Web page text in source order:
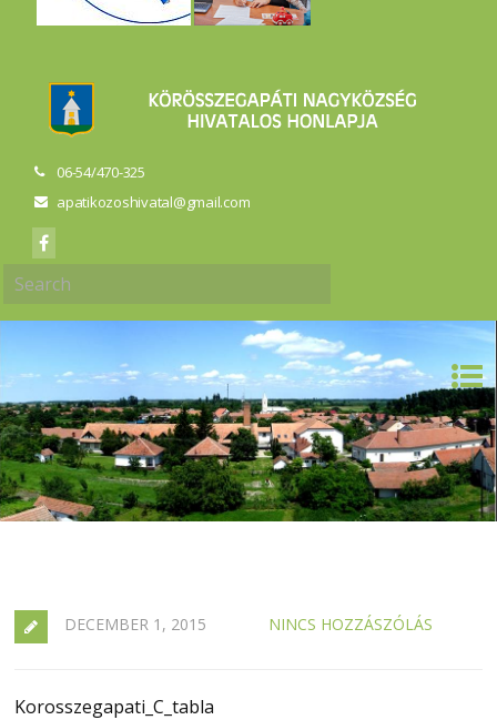
06-54/470-325
apatikozoshivatal@gmail.com
DECEMBER 1, 2015 NINCS HOZZÁSZÓLÁS
Korosszegapati_C_tabla